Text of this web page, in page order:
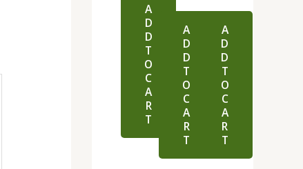
A
D
D
T
O
C
A
R
T
A
D
D
T
O
C
A
R
T
A
D
D
T
O
C
A
R
T